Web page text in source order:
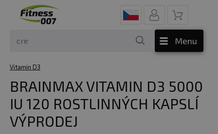
Menu
Vitamin D3
BRAINMAX VITAMIN D3 5000
IU 120 ROSTLINNÝCH KAPSLÍ
VÝPRODEJ